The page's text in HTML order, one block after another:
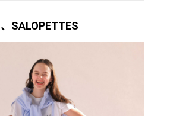
SALOPETTES